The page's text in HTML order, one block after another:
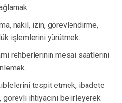
nakil, izin, görevlendirme,
işlemlerini yürütmek.
rehberlerinin mesai saatlerini
tespit etmek, ibadete
görevli ihtiyacını belirleyerek